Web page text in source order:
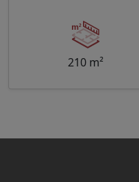
210 m²